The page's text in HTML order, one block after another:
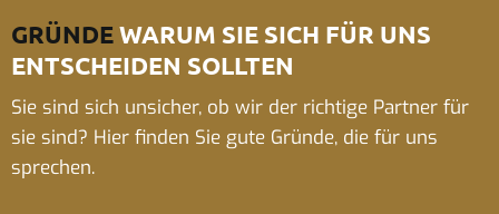
GRÜNDEWARUM SIE SICH FÜR UNS
ENTSCHEIDEN SOLLTEN
Sie sind sich unsicher, ob wir der richtige Partner für
sie sind? Hier finden Sie gute Gründe, die für uns
sprechen.